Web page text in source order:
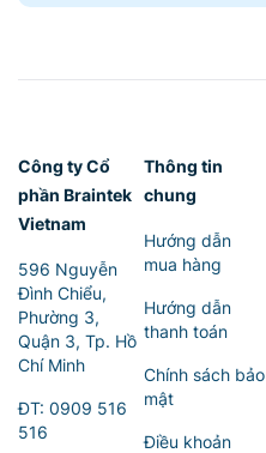
Công ty Cổ
phần Braintek
Vietnam
596 Nguyễn
Đình Chiểu,
Phường 3,
Quận 3, Tp. Hồ
Chí Minh
ĐT: 0909 516
516
Thông tin
chung
Hướng dẫn
mua hàng
Hướng dẫn
thanh toán
Chính sách bảo
mật
Điều khoản